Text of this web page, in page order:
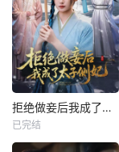
拒绝做妾后我成了太子侧妃
已完结